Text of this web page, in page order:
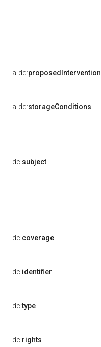
a-dd:proposedIntervention
a-dd:storageConditions
dc:subject
dc:coverage
dc:identifier
dc:type
dc:rights